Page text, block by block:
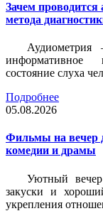
Зачем проводится
метода
информативное
состояние слуха
Подробнее
05.08.2026
Фильмы на вечер
комедии и драмы
Уютный
закуски и
укрепления